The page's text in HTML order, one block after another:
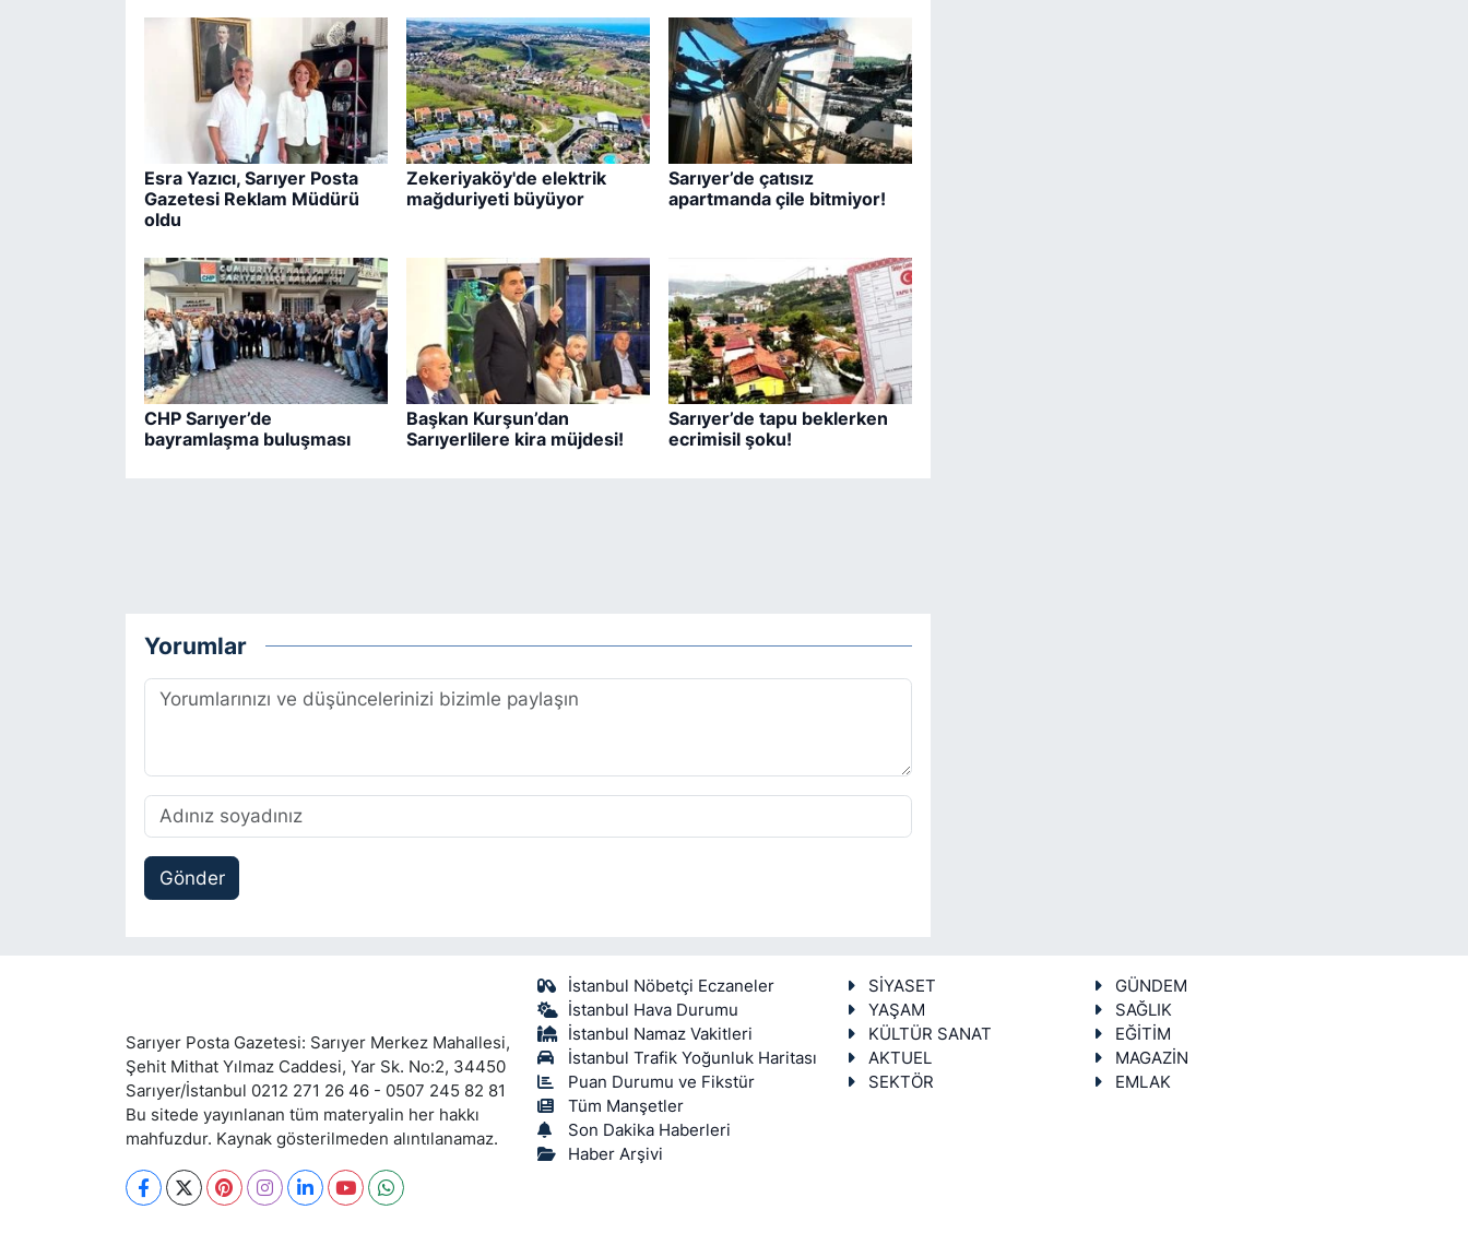
Esra Yazıcı, Sarıyer Posta
Gazetesi Reklam Müdürü
oldu
Zekeriyaköy'de elektrik
mağduriyeti büyüyor
Sarıyer’de çatısız
apartmanda çile bitmiyor!
CHP Sarıyer’de
bayramlaşma buluşması
Başkan Kurşun’dan
Sarıyerlilere kira müjdesi!
Sarıyer’de tapu beklerken
ecrimisil şoku!
Yorumlar
Gönder
Sarıyer Posta Gazetesi: Sarıyer Merkez Mahallesi,
Şehit Mithat Yılmaz Caddesi, Yar Sk. No:2, 34450
Sarıyer/İstanbul 0212 271 26 46 - 0507 245 82 81
Bu sitede yayınlanan tüm materyalin her hakkı
mahfuzdur. Kaynak gösterilmeden alıntılanamaz.
İstanbul Nöbetçi Eczaneler
İstanbul Hava Durumu
İstanbul Namaz Vakitleri
İstanbul Trafik Yoğunluk Haritası
Puan Durumu ve Fikstür
Tüm Manşetler
Son Dakika Haberleri
Haber Arşivi
SİYASET
GÜNDEM
YAŞAM
SAĞLIK
KÜLTÜR SANAT
EĞİTİM
AKTUEL
MAGAZİN
SEKTÖR
EMLAK